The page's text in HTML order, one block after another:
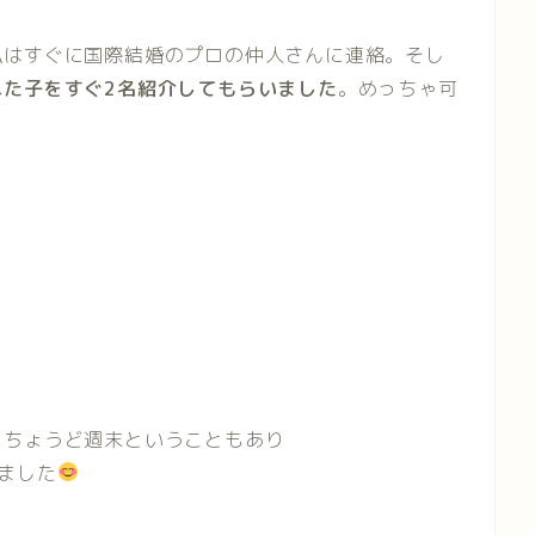
すぐに国際結婚のプロの仲人さんに連絡。そし
子をすぐ2名紹介してもらいました。めっちゃ可
ょうど週末ということもあり
した